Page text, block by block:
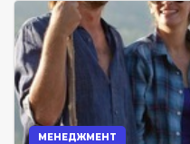
МЕНЕДЖМЕНТ